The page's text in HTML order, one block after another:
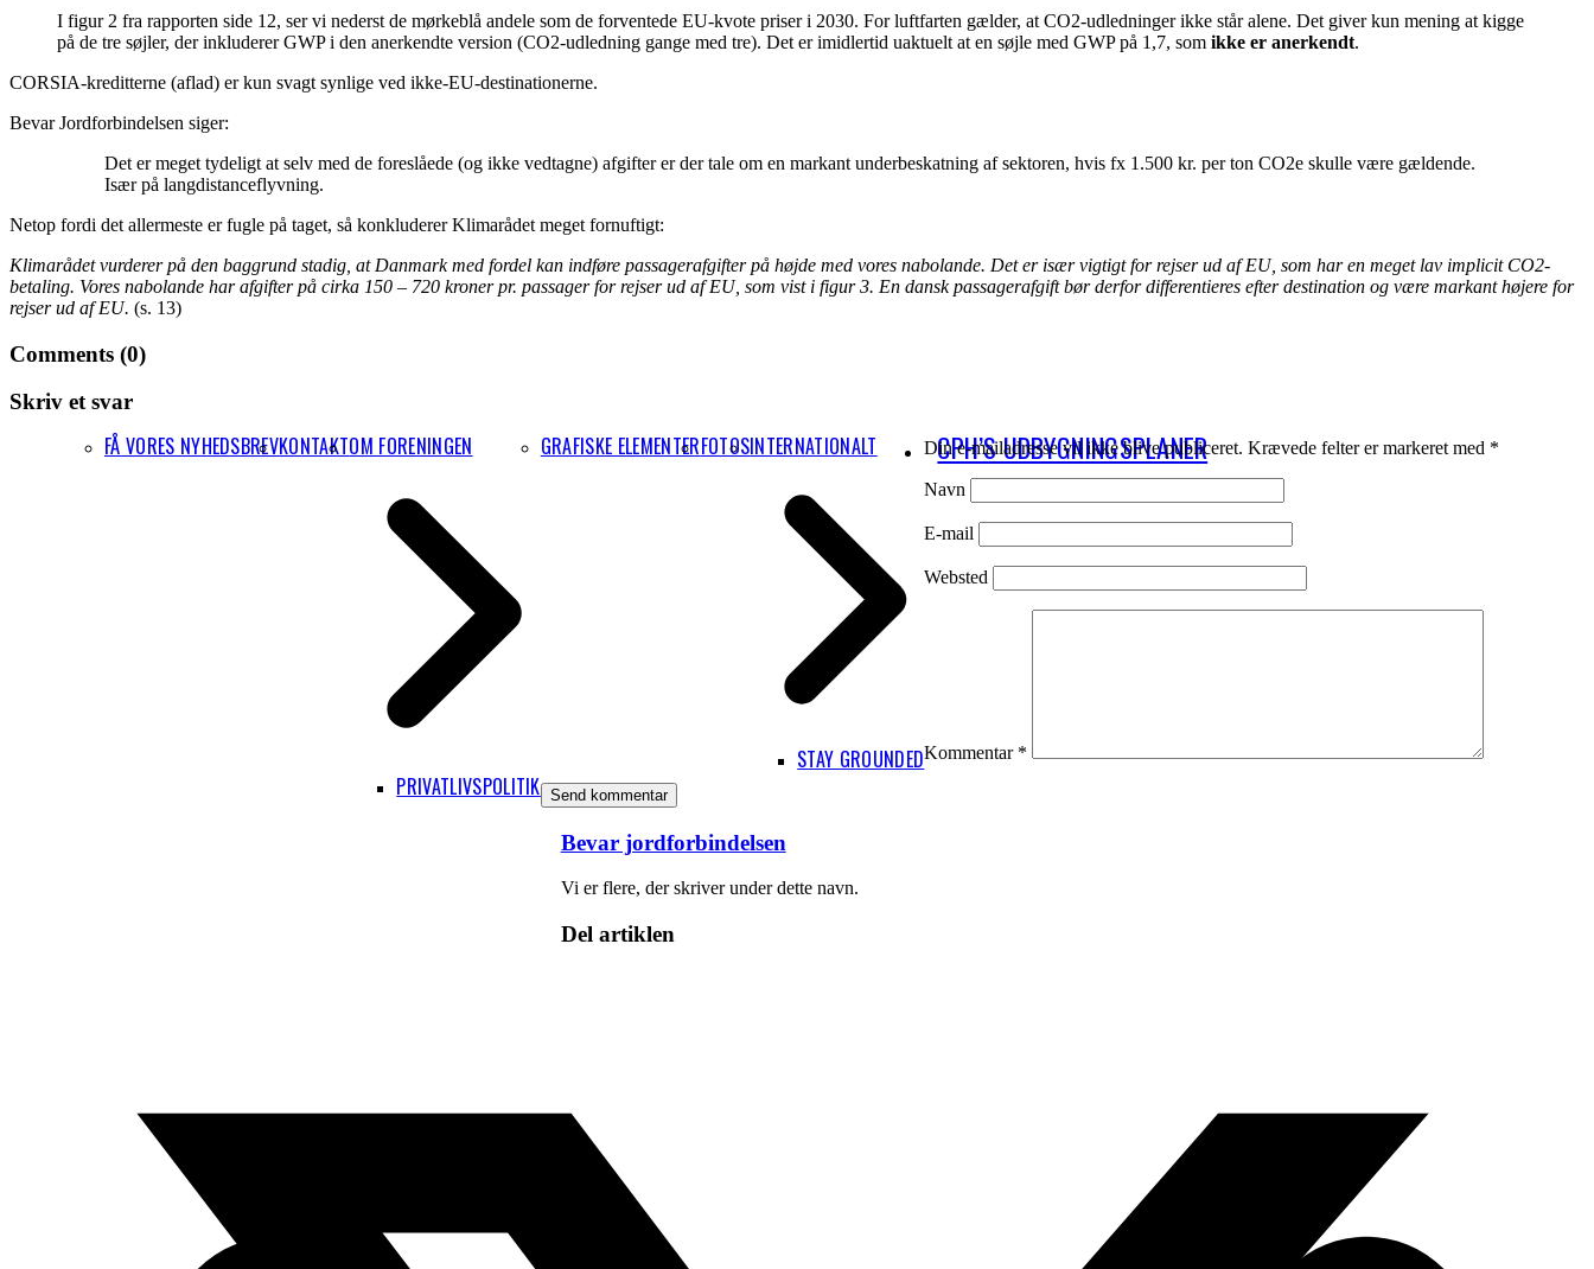
FÅ VORES NYHEDSBREVKONTAKTOM FORENINGEN
PRIVATLIVSPOLITIK
GRAFISKE ELEMENTERFOTOSINTERNATIONALT
STAY GROUNDED
CPH’S UDBYGNINGSPLANER
I figur 2 fra rapporten side 12, ser vi nederst de mørkeblå andele som de forventede EU-kvote priser i 2030. For luftfarten gælder, at CO2-udledninger ikke står alene. Det giver kun mening at kigge
på de tre søjler, der inkluderer GWP i den anerkendte version (CO2-udledning gange med tre). Det er imidlertid uaktuelt at en søjle med GWP på 1,7, som ikke er anerkendt.
CORSIA-kreditterne (aflad) er kun svagt synlige ved ikke-EU-destinationerne.
Bevar Jordforbindelsen siger:
Det er meget tydeligt at selv med de foreslåede (og ikke vedtagne) afgifter er der tale om en markant underbeskatning af sektoren, hvis fx 1.500 kr. per ton CO2e skulle være gældende.
Især på langdistanceflyvning.
Netop fordi det allermeste er fugle på taget, så konkluderer Klimarådet meget fornuftigt:
Klimarådet vurderer på den baggrund stadig, at Danmark med fordel kan indføre passagerafgifter på højde med vores nabolande. Det er især vigtigt for rejser ud af EU, som har en meget lav implicit CO2-
betaling. Vores nabolande har afgifter på cirka 150 – 720 kroner pr. passager for rejser ud af EU, som vist i figur 3. En dansk passagerafgift bør derfor differentieres efter destination og være markant højere for
rejser ud af EU. (s. 13)
Comments (0)
Skriv et svar
Din e-mailadresse vil ikke blive publiceret. Krævede felter er markeret med *
Navn
E-mail
Websted
Kommentar *
Bevar jordforbindelsen
Vi er flere, der skriver under dette navn.
Del artiklen